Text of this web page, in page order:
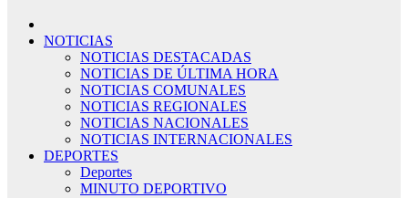
NOTICIAS
NOTICIAS DESTACADAS
NOTICIAS DE ÚLTIMA HORA
NOTICIAS COMUNALES
NOTICIAS REGIONALES
NOTICIAS NACIONALES
NOTICIAS INTERNACIONALES
DEPORTES
Deportes
MINUTO DEPORTIVO